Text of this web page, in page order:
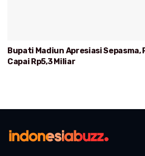
Bupati Madiun Apresiasi
Capai Rp5,3 Miliar